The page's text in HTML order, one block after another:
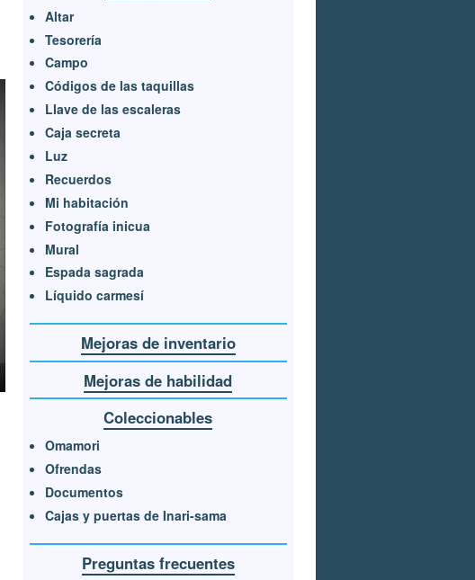
Altar
Tesorería
Campo
Códigos de las taquillas
Llave de las escaleras
Caja secreta
Luz
Recuerdos
Mi habitación
Fotografía inicua
Mural
Espada sagrada
Líquido carmesí
Mejoras de inventario
Mejoras de habilidad
Coleccionables
Omamori
Ofrendas
Documentos
Cajas y puertas de Inari-sama
Preguntas frecuentes